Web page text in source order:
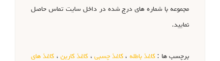
مجموعه با شماره های درج شده در داخل سایت تماس حاصل
نمایید.
برچسب ها : کاغذ باطله ، کاغذ چسبی ، کاغذ کاربن ، کاغذ های